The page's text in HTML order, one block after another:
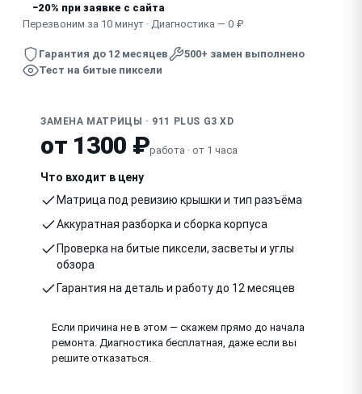
−20% при заявке с сайта
Перезвоним за 10 минут · Диагностика — 0 ₽
Гарантия до 12 месяцев
500+ замен выполнено
Тест на битые пиксели
ЗАМЕНА МАТРИЦЫ · 911 PLUS G3 XD
от 1300 ₽работа · от 1 часа
Что входит в цену
Матрица под ревизию крышки и тип разъёма
Аккуратная разборка и сборка корпуса
Проверка на битые пиксели, засветы и углы
обзора
Гарантия на деталь и работу до 12 месяцев
Если причина не в этом — скажем прямо до начала
ремонта. Диагностика бесплатная, даже если вы
решите отказаться.